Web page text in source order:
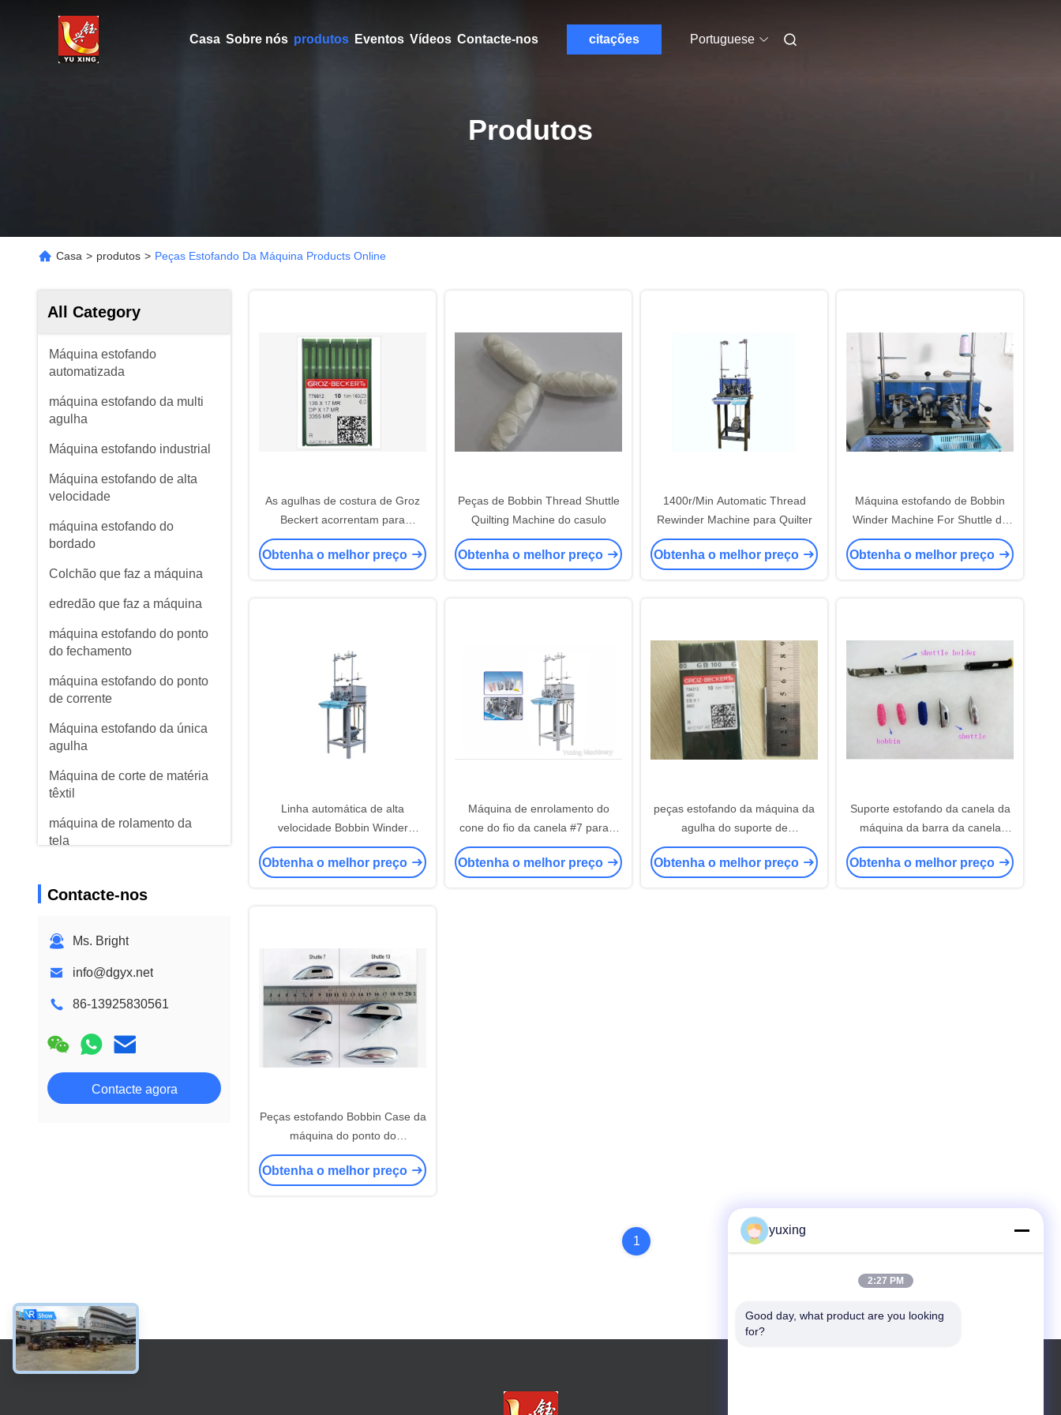
Casa Sobre nós produtos Eventos Vídeos Contacte-nos citações Portuguese
Produtos
Casa > produtos > Peças Estofando Da Máquina Products Online
All Category
Máquina estofando
automatizada
máquina estofando da multi
agulha
Máquina estofando industrial
Máquina estofando de alta
velocidade
máquina estofando do
bordado
Colchão que faz a máquina
edredão que faz a máquina
máquina estofando do ponto
do fechamento
máquina estofando do ponto
de corrente
Máquina estofando da única
agulha
Máquina de corte de matéria
têxtil
máquina de rolamento da
tela
Contacte-nos
Ms. Bright
info@dgyx.net
86-13925830561
Contacte agora
As agulhas de costura de Groz
Beckert acorrentam para
costurar as peças estofando da
máquina
Obtenha o melhor preço
Peças de Bobbin Thread Shuttle
Quilting Machine do casulo
Obtenha o melhor preço
1400r/Min Automatic Thread
Rewinder Machine para Quilter
Obtenha o melhor preço
Máquina estofando de Bobbin
Winder Machine For Shuttle da
canela #10 auto
Obtenha o melhor preço
Linha automática de alta
velocidade Bobbin Winder
Machine
Obtenha o melhor preço
Máquina de enrolamento do
cone do fio da canela #7 para a
máquina estofando do ponto do
fechamento
Obtenha o melhor preço
peças estofando da máquina da
agulha do suporte de
#14/#16/#19 Groz
Obtenha o melhor preço
Suporte estofando da canela da
máquina da barra da canela
#7/#10 de aço do material
Obtenha o melhor preço
Peças estofando Bobbin Case da
máquina do ponto do
fechamento da canela de #7 #10
Obtenha o melhor preço
1
yuxing
2:27 PM
Good day, what product are you looking
for?